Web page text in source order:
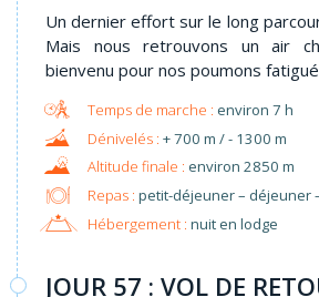
Un dernier effort sur le long
Mais nous retrouvons un air
bienvenu pour nos poumons
environ 7 h
+ 700 m / - 1300 m
environ 2850 m
Repas : petit-déjeuner – déjeuner
Hébergement : nuit en lodge
JOUR 57 : VOL DE